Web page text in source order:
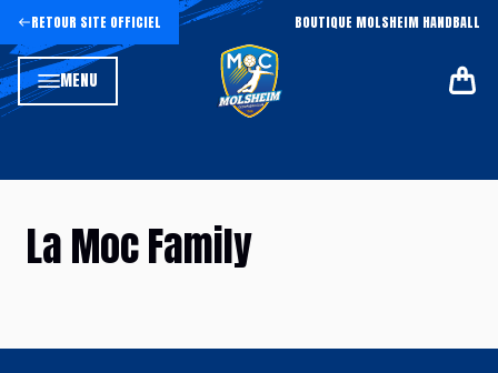
RETOUR SITE OFFICIEL BOUTIQUE MOLSHEIM HANDBALL
MENU
La Moc Family